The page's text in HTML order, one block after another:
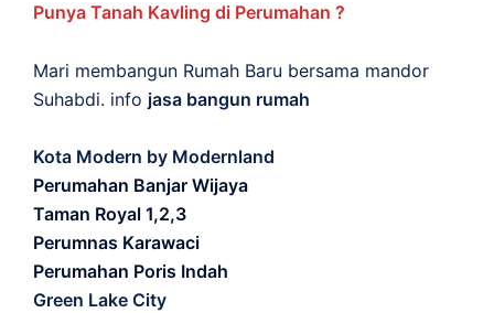
Punya Tanah Kavling di Perumahan ?
Mari membangun Rumah Baru bersama mandor
Suhabdi. info jasa bangun rumah
Kota Modern by Modernland
Perumahan Banjar Wijaya
Taman Royal 1,2,3
Perumnas Karawaci
Perumahan Poris Indah
Green Lake City